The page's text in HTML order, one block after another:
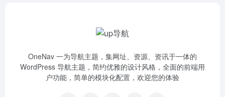
OneNav 一为导航主题，集网址、资源、资讯于一体的
WordPress 导航主题，简约优雅的设计风格，全面的前端用
户功能，简单的模块化配置，欢迎您的体验